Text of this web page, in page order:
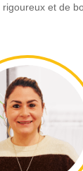
et de